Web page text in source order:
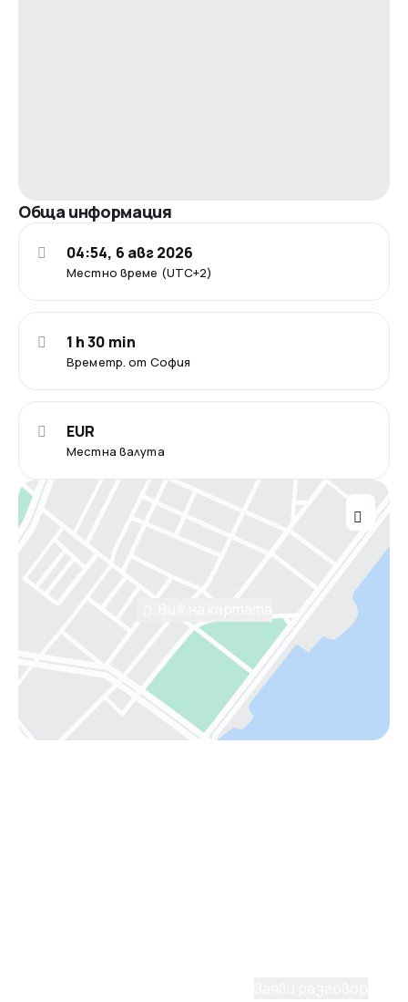
Обща информация
Местно време (UTC+2)
04:54, 6 авг 2026
Времетр. от София
1 h 30 min
Местна валута
EUR